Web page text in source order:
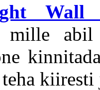
Wall
mille